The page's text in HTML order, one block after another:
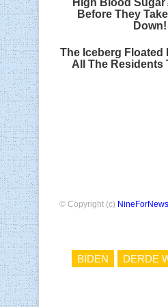
Before They
Down!
The Iceberg Floated
All The Residents
© Copyright (c)
BIDEN DERDE